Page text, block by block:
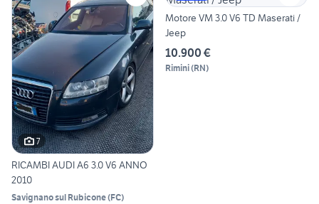
7
RICAMBI AUDI A6 3.0 V6 ANNO
2010
Savignano sul Rubicone(FC)
Motore VM 3.0 V6 TD Maserati /
Jeep
10.900 €
Rimini(RN)